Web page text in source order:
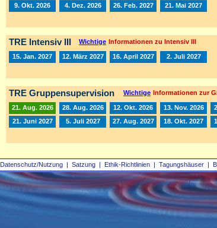
Datenschutz/Nutzung | Satzung | Ethik-Richtlinien | Tagungshäuser |
9. Okt. 2026 4. Dez. 2026 26. Feb. 2027 21. Mai 2027
TRE Intensiv III Wichtige Informationen zu Intensiv III
15. Jan. 2027 12. März 2027 16. April 2027 2. Juli 2027
TRE Gruppensupervision Wichtige Informationen zur
21. Aug. 2026 28. Aug. 2026 12. Okt. 2026 13. Nov. 2026
21. Juni 2027
5. Juli 2027 27. Aug. 2027 18. Okt. 2027